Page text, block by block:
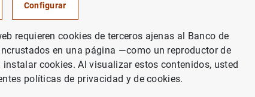
central para la integración
una brecha importante
Configurar
requieren cookies de terceros ajenas al Banco de
en una página —como un reproductor de
cookies. Al visualizar estos contenidos, usted
políticas de privacidad y de cookies.